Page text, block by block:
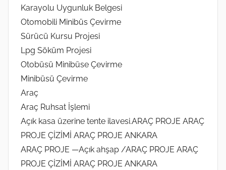
Karayolu Uygunluk Belgesi
Otomobili Minibüs Çevirme
Sürücü Kursu Projesi
Lpg Söküm Projesi
Otobüsü Minibüse Çevirme
Minibüsü Çevirme
Araç
Araç Ruhsat İşlemi
Açık kasa üzerine tente ilavesi.ARAÇ PROJE ARAÇ
PROJE ÇİZİMİ ARAÇ PROJE ANKARA
ARAÇ PROJE —Açık ahşap /ARAÇ PROJE ARAÇ
PROJE ÇİZİMİ ARAÇ PROJE ANKARA